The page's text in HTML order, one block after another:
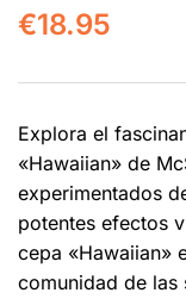
€18.95
Explora el
«Hawaiian» de
experimentados
potentes efectos
cepa «Hawaiian»
comunidad de las